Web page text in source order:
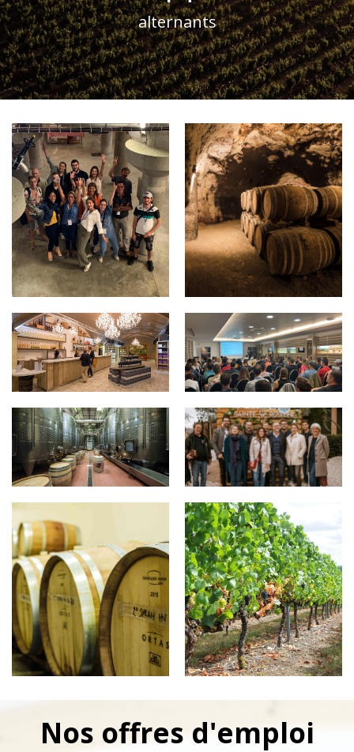
alternants
Nos offres d'emploi